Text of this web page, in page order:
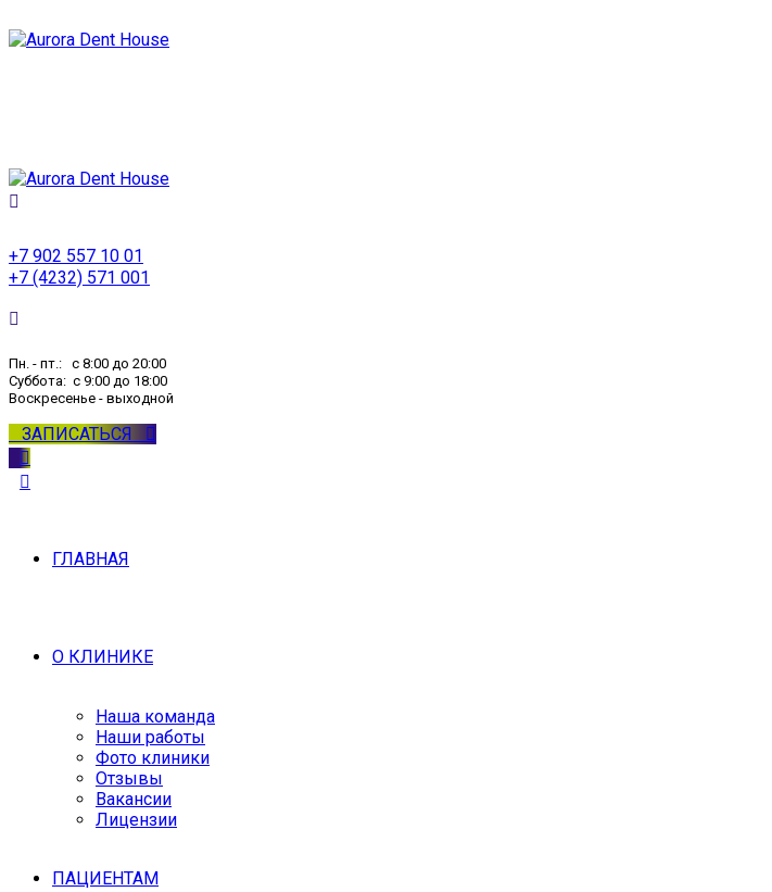
+7 902 557 10 01
+7 (4232) 571 001
Пн. - пт.: с 8:00 до 20:00
Суббота: с 9:00 до 18:00
Воскресенье - выходной
ЗАПИСАТЬСЯ
ГЛАВНАЯ
О КЛИНИКЕ
Наша команда
Наши работы
Фото клиники
Отзывы
Вакансии
Лицензии
ПАЦИЕНТАМ